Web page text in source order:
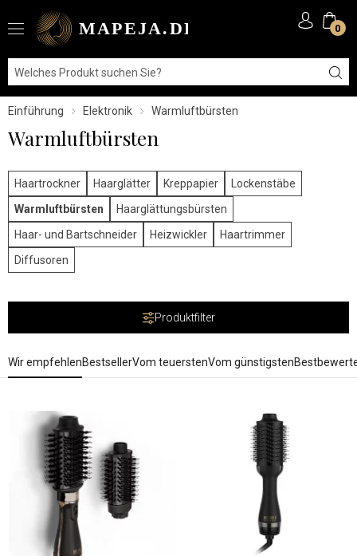
0
Einführung Elektronik Warmluftbürsten
Warmluftbürsten
Haartrockner Haarglätter Kreppapier
Lockenstäbe
Warmluftbürsten
Haarglättungsbürsten
Haar- und Bartschneider
Heizwickler
Haartrimmer
Diffusoren
Produktfilter
Wir empfehlenBestsellerVom teuerstenVom günstigsten